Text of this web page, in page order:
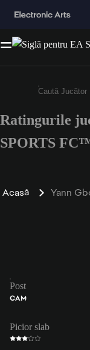
Enter a
Ratingurile
SPORTS
Acasă Yann
Post
CAM
Picior slab